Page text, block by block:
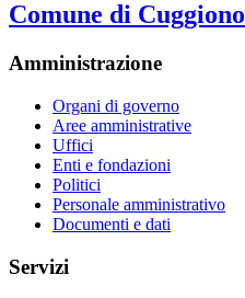
Comune di Cuggiono
Amministrazione
Organi di governo
Aree amministrative
Uffici
Enti e fondazioni
Politici
Personale amministrativo
Documenti e dati
Servizi